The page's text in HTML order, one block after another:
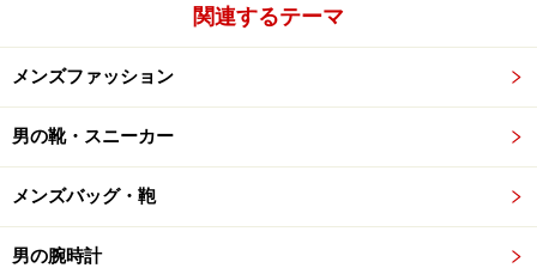
関連するテーマ
メンズファッション
男の靴・スニーカー
メンズバッグ・鞄
男の腕時計